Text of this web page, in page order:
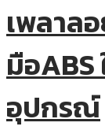
เพลาล
มือABS
อุปกรณ์